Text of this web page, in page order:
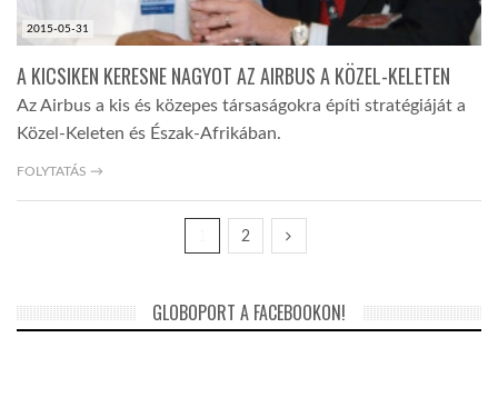
2015-05-31
A KICSIKEN KERESNE NAGYOT AZ AIRBUS A KÖZEL-KELETEN
Az Airbus a kis és közepes társaságokra építi stratégiáját a
Közel-Keleten és Észak-Afrikában.
FOLYTATÁS →
2
GLOBOPORT A FACEBOOKON!